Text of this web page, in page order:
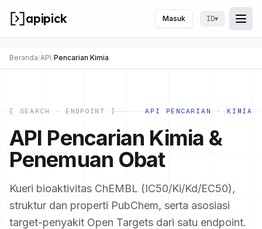
apipick Masuk ID▾
Beranda/API/Pencarian Kimia
[ SEARCH · ENDPOINT ] API PENCARIAN · KIMIA
API Pencarian Kimia &
Penemuan Obat
Kueri bioaktivitas ChEMBL (IC50/Ki/Kd/EC50),
struktur dan properti PubChem, serta asosiasi
target-penyakit Open Targets dari satu endpoint.